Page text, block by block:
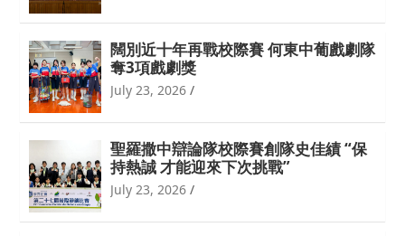
闊別近十年再戰校際賽 何東中葡戲劇隊
奪3項戲劇獎
July 23, 2026
聖羅撒中辯論隊校際賽創隊史佳績 “保
持熱誠 才能迎來下次挑戰”
July 23, 2026